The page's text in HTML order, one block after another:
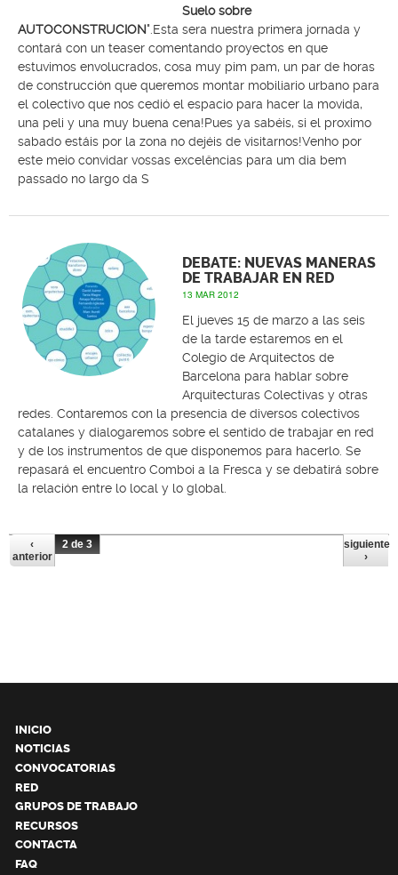
Suelo sobre
AUTOCONSTRUCION".Esta sera nuestra primera jornada y
contará con un teaser comentando proyectos en que
estuvimos envolucrados, cosa muy pim pam, un par de horas
de construcción que queremos montar mobiliario urbano para
el colectivo que nos cedió el espacio para hacer la movida,
una peli y una muy buena cena!Pues ya sabéis, si el proximo
sabado estáis por la zona no dejéis de visitarnos!Venho por
este meio convidar vossas excelências para um dia bem
passado no largo da S
DEBATE: NUEVAS MANERAS
DE TRABAJAR EN RED
13 MAR 2012
El jueves 15 de marzo a las seis
de la tarde estaremos en el
Colegio de Arquitectos de
Barcelona para hablar sobre
Arquitecturas Colectivas y otras
redes. Contaremos con la presencia de diversos colectivos
catalanes y dialogaremos sobre el sentido de trabajar en red
y de los instrumentos de que disponemos para hacerlo. Se
repasará el encuentro Comboi a la Fresca y se debatirá sobre
la relación entre lo local y lo global.
‹
anterior
2 de 3
siguiente
›
INICIO
NOTICIAS
CONVOCATORIAS
RED
GRUPOS DE TRABAJO
RECURSOS
CONTACTA
FAQ